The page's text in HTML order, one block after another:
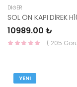
DIĞER
10989.00 ₺
YENI